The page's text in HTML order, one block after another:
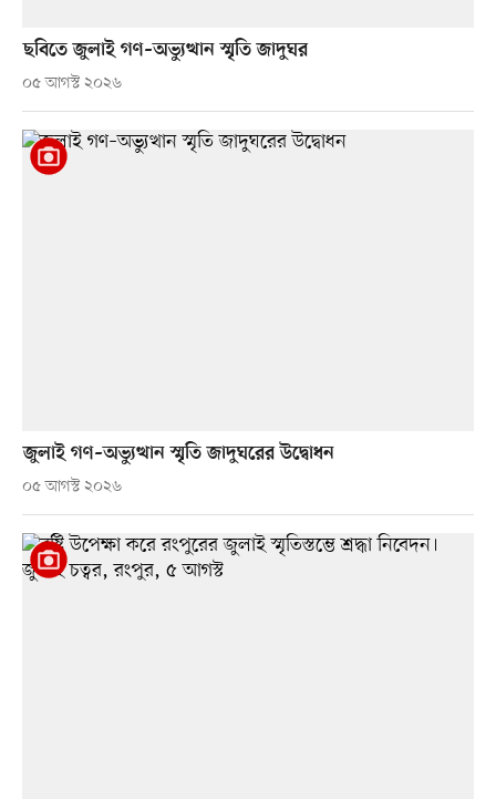
ছবিতে জুলাই গণ–অভ্যুত্থান স্মৃতি জাদুঘর
০৫ আগস্ট ২০২৬
জুলাই গণ–অভ্যুত্থান স্মৃতি জাদুঘরের উদ্বোধন
০৫ আগস্ট ২০২৬